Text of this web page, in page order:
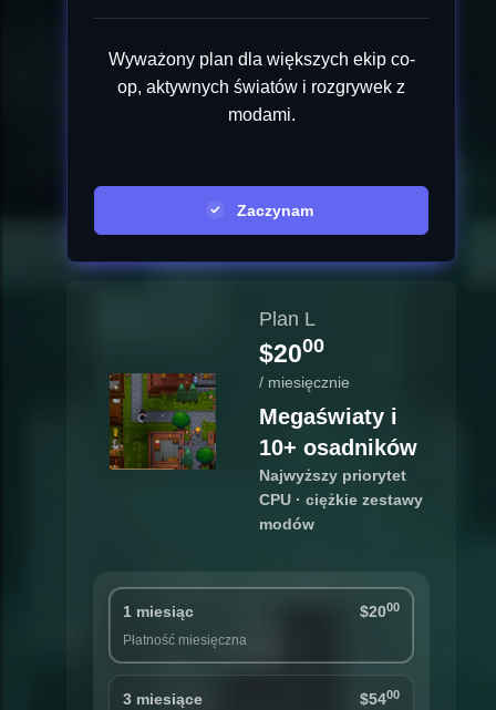
Wyważony plan dla większych ekip co-
op, aktywnych światów i rozgrywek z
modami.
Zaczynam
Plan L
$2000
/ miesięcznie
Megaświaty i
10+ osadników
Najwyższy priorytet
CPU · ciężkie zestawy
modów
1 miesiąc $2000
Płatność miesięczna
3 miesiące $5400